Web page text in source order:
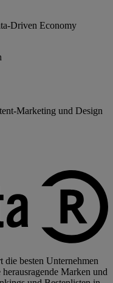
Driven Economy
Marketing und Design
die besten Unternehmen
Marken und